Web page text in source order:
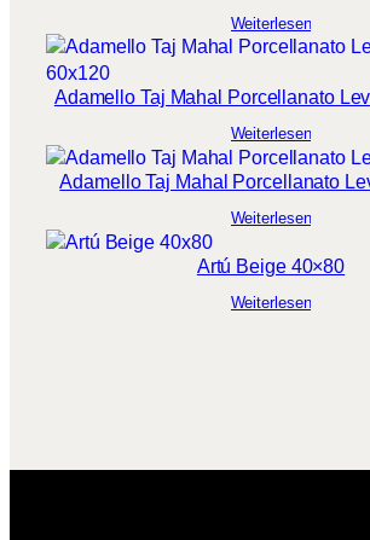
Weiterlesen
Adamello Taj Mahal Porcellanato
Weiterlesen
Adamello Taj Mahal Porcellanato
Weiterlesen
Artú Beige 40×80
Weiterlesen